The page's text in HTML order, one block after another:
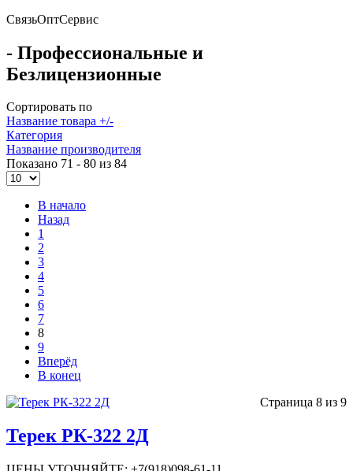
СвязьОптСервис
- Профессиональные и
Безлицензионные
Сортировать по
Название товара +/-
Категория
Название производителя
Показано 71 - 80 из 84
В начало
Назад
1
2
3
4
5
6
7
8
9
Вперёд
В конец
Страница 8 из 9
Терек РК-322 2Д